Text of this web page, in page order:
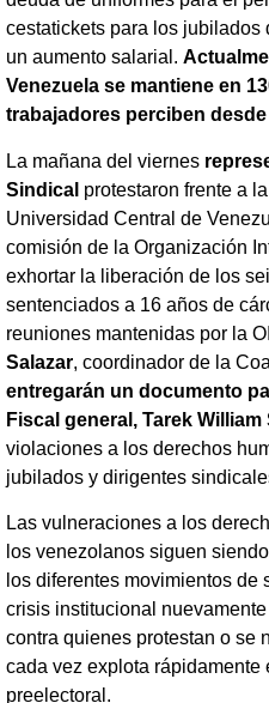
cestatickets para los
un aumento salarial.
Venezuela se mantiene en
trabajadores perciben desde
La mañana del viernes
Sindical protestaron frente a
Universidad Central de
comisión de la Organización
exhortar la liberación de los
sentenciados a 16 años de
reuniones mantenidas por la
Salazar, coordinador de la
entregarán un documento
Fiscal general, Tarek William
violaciones a los derechos
jubilados y dirigentes
Las vulneraciones a los
los venezolanos siguen
los diferentes movimientos
crisis institucional
contra quienes protestan o se
cada vez explota rápidamente
preelectoral.